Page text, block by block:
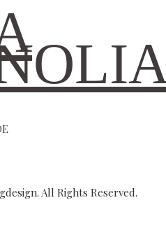
All Rights Reserved.